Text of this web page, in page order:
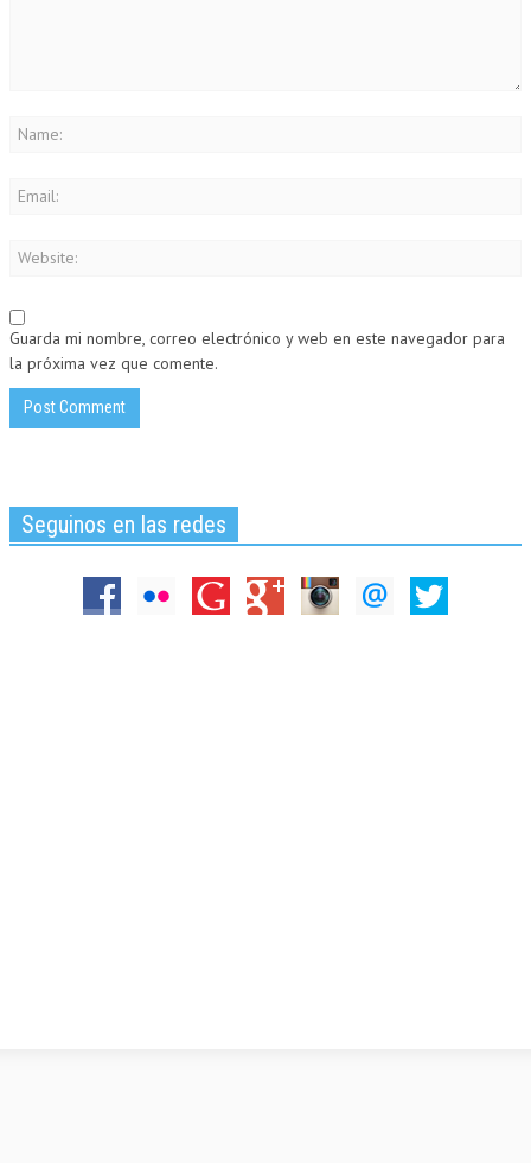
Guarda mi nombre, correo electrónico y web en este navegador para
la próxima vez que comente.
Seguinos en las redes